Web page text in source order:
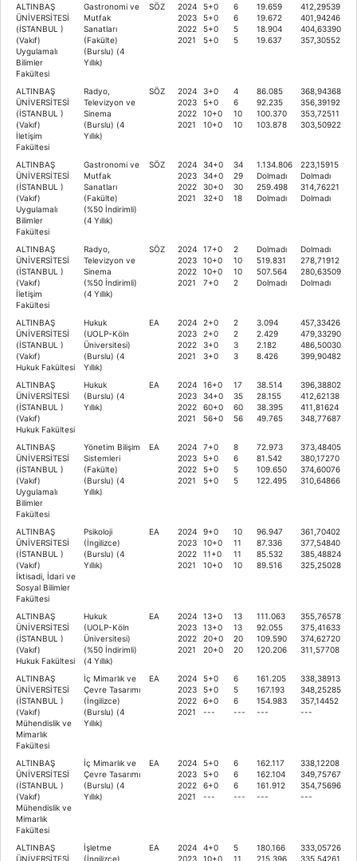
ALTINBAŞ
ÜNİVERSİTESİ
(İSTANBUL )
(Vakıf)
Uygulamalı
Bilimler
Fakültesi
Gastronomi ve
Mutfak
Sanatları
(Fakülte)
(Burslu) (4
Yıllık)
SÖZ
2024
2023
2022
2021
5+0
5+0
5+0
5+0
6
6
5
5
19.659
19.672
18.904
19.637
412,29539
401,94246
404,63390
357,30552
ALTINBAŞ
ÜNİVERSİTESİ
(İSTANBUL )
(Vakıf)
İletişim
Fakültesi
Radyo,
Televizyon ve
Sinema
(Burslu) (4
Yıllık)
SÖZ
2024
2023
2022
2021
3+0
5+0
10+0
10+0
4
6
10
10
86.085
92.235
100.370
103.878
368,94368
356,39192
353,72511
303,50922
ALTINBAŞ
ÜNİVERSİTESİ
(İSTANBUL )
(Vakıf)
Uygulamalı
Bilimler
Fakültesi
Gastronomi ve
Mutfak
Sanatları
(Fakülte)
(%50 İndirimli)
(4 Yıllık)
SÖZ
2024
2023
2022
2021
34+0
34+0
30+0
32+0
34
29
30
18
1.134.806
Dolmadı
259.498
Dolmadı
223,15915
Dolmadı
314,76221
Dolmadı
ALTINBAŞ
ÜNİVERSİTESİ
(İSTANBUL )
(Vakıf)
İletişim
Fakültesi
Radyo,
Televizyon ve
Sinema
(%50 İndirimli)
(4 Yıllık)
SÖZ
2024
2023
2022
2021
17+0
10+0
10+0
7+0
2
10
10
2
Dolmadı
519.831
507.564
Dolmadı
Dolmadı
278,71912
280,63509
Dolmadı
ALTINBAŞ
ÜNİVERSİTESİ
(İSTANBUL )
(Vakıf)
Hukuk Fakültesi
Hukuk
(UOLP-Köln
Üniversitesi)
(Burslu) (4
Yıllık)
EA
2024
2023
2022
2021
2+0
2+0
3+0
3+0
2
2
3
3
3.094
2.429
2.182
8.426
457,33426
479,33290
486,50030
399,90482
ALTINBAŞ
ÜNİVERSİTESİ
(İSTANBUL )
(Vakıf)
Hukuk Fakültesi
Hukuk
(Burslu) (4
Yıllık)
EA
2024
2023
2022
2021
16+0
34+0
60+0
56+0
17
35
60
56
38.514
28.155
38.395
49.765
396,38802
412,62138
411,81624
348,77687
ALTINBAŞ
ÜNİVERSİTESİ
(İSTANBUL )
(Vakıf)
Uygulamalı
Bilimler
Fakültesi
Yönetim Bilişim
Sistemleri
(Fakülte)
(Burslu) (4
Yıllık)
EA
2024
2023
2022
2021
7+0
5+0
5+0
5+0
8
6
5
5
72.973
81.542
109.650
122.495
373,48405
380,17270
374,60076
310,64866
ALTINBAŞ
ÜNİVERSİTESİ
(İSTANBUL )
(Vakıf)
İktisadi, İdari ve
Sosyal Bilimler
Fakültesi
Psikoloji
(İngilizce)
(Burslu) (4
Yıllık)
EA
2024
2023
2022
2021
9+0
10+0
11+0
10+0
10
11
11
10
96.947
87.336
85.532
89.516
361,70402
377,54840
385,48824
325,25028
ALTINBAŞ
ÜNİVERSİTESİ
(İSTANBUL )
(Vakıf)
Hukuk Fakültesi
Hukuk
(UOLP-Köln
Üniversitesi)
(%50 İndirimli)
(4 Yıllık)
EA
2024
2023
2022
2021
13+0
13+0
20+0
20+0
13
13
20
20
111.063
92.055
109.590
120.206
355,76578
375,41633
374,62720
311,57708
ALTINBAŞ
ÜNİVERSİTESİ
(İSTANBUL )
(Vakıf)
Mühendislik ve
Mimarlık
Fakültesi
İç Mimarlık ve
Çevre Tasarımı
(İngilizce)
(Burslu) (4
Yıllık)
EA
2024
2023
2022
2021
5+0
5+0
6+0
---
6
5
6
---
161.205
167.193
154.983
---
338,38913
348,25285
357,14452
---
ALTINBAŞ
ÜNİVERSİTESİ
(İSTANBUL )
(Vakıf)
Mühendislik ve
Mimarlık
Fakültesi
İç Mimarlık ve
Çevre Tasarımı
(Burslu) (4
Yıllık)
EA
2024
2023
2022
2021
5+0
5+0
6+0
---
6
6
6
---
162.117
162.104
161.912
---
338,12208
349,75767
354,75696
---
ALTINBAŞ
ÜNİVERSİTESİ
İşletme
(İngilizce)
EA
2024
2023
4+0
10+0
5
11
180.166
215.396
333,05726
335,54261